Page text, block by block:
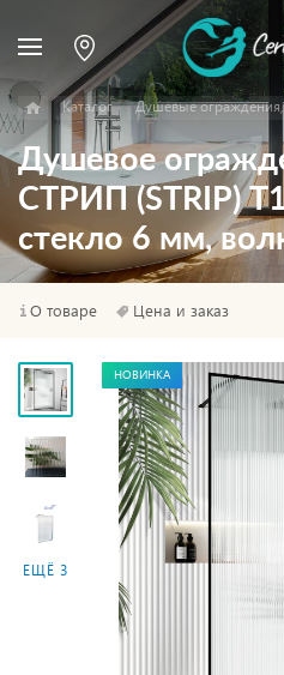
Каталог Душевые
Душевое
СТРИП (STRIP)
стекло 6 мм,
О товаре Цена и заказ
ЕЩЁ 3
НОВИНКА